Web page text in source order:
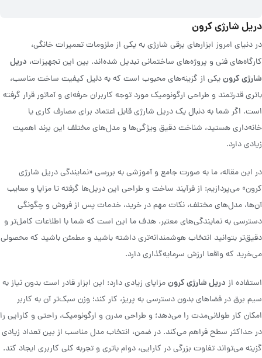
دریل شارژی کرون
در دنیای امروز ابزارهای برقی شارژی به یکی از ملزومات تعمیرات خانگی،
کارگاه‌های فنی و پروژه‌های ساختمانی تبدیل شده‌اند. بین این تجهیزات، دریل
شارژی کرونیکی از گزینه‌های محبوب است که به دلیل کیفیت ساخت مناسب،
باتری قدرتمند و طراحی ارگونومیک مورد توجه کاربران حرفه‌ای و آماتور قرار گرفته
است. اگر شما به دنبال یک دریل شارژی قابل اعتماد برای مصارف کاری یا
خانه‌داری هستید، شناخت دقیق ویژگی‌ها و مدل‌های مختلف این برند اهمیت
زیادی دارد.
در این مقاله، ما به صورت جامع و آموزشی به بررسی «نمایندگی دریل شارژی
کرون» می‌پردازیم: از فرآیند ساخت و طراحی این دریل‌ها گرفته تا مزایا و معایب
آن‌ها، مدل‌های مختلف، نکات مهم در خرید، خدمات پس از فروش و چگونگی
دسترسی به نمایندگی‌های معتبر. هدف ما این است که شما با اطلاعات کامل‌تر و
دقیق‌تر بتوانید انتخاب هوشمندانه‌تری داشته باشید و مطمئن باشید که محصولی
می‌خرید که واقعا ارزش سرمایه‌گذاری دارد.
استفاده از دریل شارژی کرونمزایای زیادی دارد: این ابزار قادر است بدون نیاز به
سیم برق در فضاهای بدون دسترسی به پریز، کار کند؛ وزن سبک‌تر آن به کاربر
امکان کار طولانی‌مدت را می‌دهد؛ و طراحی مدرن و ارگونومیک، راحتی و کارایی را
در حداکثر سطح فراهم می‌کند. در ضمن، انتخاب مدل مناسب از بین تعداد زیادی
گزینه می‌تواند تفاوت بزرگی در کارایی، دوام باتری و تجربه کلی کاربری ایجاد کند.